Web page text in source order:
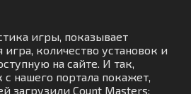
игры, показывает
игра, количество установок и
на сайте. И так,
с нашего портала покажет,
загрузили Count Masters: